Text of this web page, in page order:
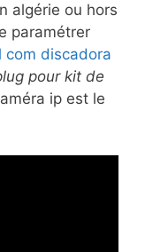
algérie ou hors
paramétrer
com discadora
pour kit de
ip est le